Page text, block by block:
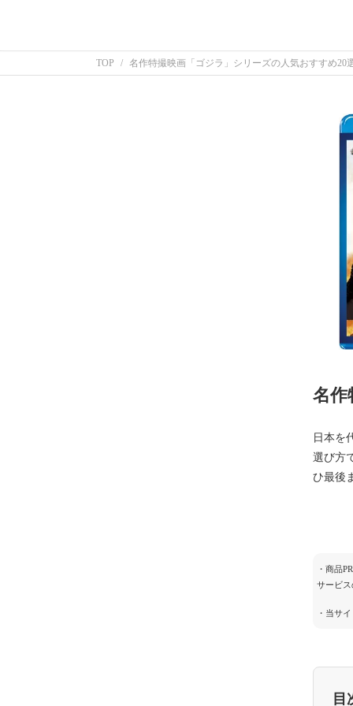
TOP 名作特撮映画「ゴジラ」シリーズの人気おすすめ20
名作
日本を
選び方
ひ最後
・商品
サービ
・当サ
目